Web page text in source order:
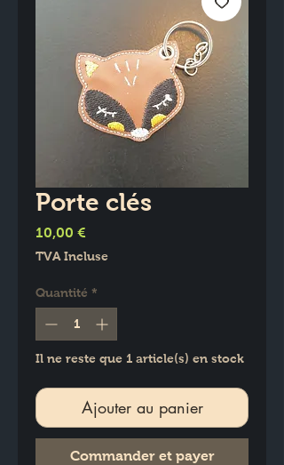
Porte clés
10,00 €
TVA Incluse
Quantité *
Il ne reste que 1 article(s) en stock
Ajouter au panier
Commander et payer